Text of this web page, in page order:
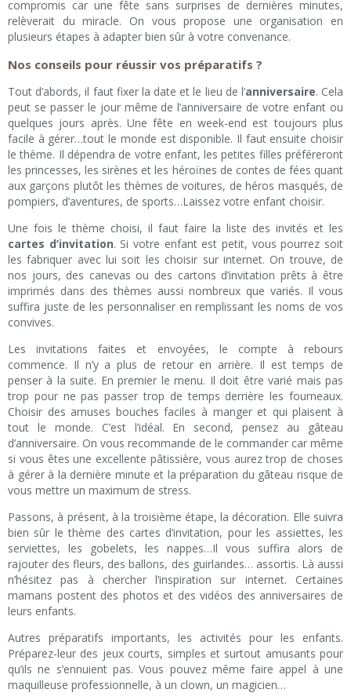
compromis car une fête sans surprises de dernières minutes,
relèverait du miracle. On vous propose une organisation en
plusieurs étapes à adapter bien sûr à votre convenance.
Nos conseils pour réussir vos préparatifs ?
Tout d’abords, il faut fixer la date et le lieu de l’anniversaire. Cela
peut se passer le jour même de l’anniversaire de votre enfant ou
quelques jours après. Une fête en week-end est toujours plus
facile à gérer…tout le monde est disponible. Il faut ensuite choisir
le thème. Il dépendra de votre enfant, les petites filles préféreront
les princesses, les sirènes et les héroïnes de contes de fées quant
aux garçons plutôt les thèmes de voitures, de héros masqués, de
pompiers, d’aventures, de sports…Laissez votre enfant choisir.
Une fois le thème choisi, il faut faire la liste des invités et les
cartes d’invitation. Si votre enfant est petit, vous pourrez soit
les fabriquer avec lui soit les choisir sur internet. On trouve, de
nos jours, des canevas ou des cartons d’invitation prêts à être
imprimés dans des thèmes aussi nombreux que variés. Il vous
suffira juste de les personnaliser en remplissant les noms de vos
convives.
Les invitations faites et envoyées, le compte à rebours
commence. Il n’y a plus de retour en arrière. Il est temps de
penser à la suite. En premier le menu. Il doit être varié mais pas
trop pour ne pas passer trop de temps derrière les fourneaux.
Choisir des amuses bouches faciles à manger et qui plaisent à
tout le monde. C’est l’idéal. En second, pensez au gâteau
d’anniversaire. On vous recommande de le commander car même
si vous êtes une excellente pâtissière, vous aurez trop de choses
à gérer à la dernière minute et la préparation du gâteau risque de
vous mettre un maximum de stress.
Passons, à présent, à la troisième étape, la décoration. Elle suivra
bien sûr le thème des cartes d’invitation, pour les assiettes, les
serviettes, les gobelets, les nappes…Il vous suffira alors de
rajouter des fleurs, des ballons, des guirlandes… assortis. Là aussi
n’hésitez pas à chercher l’inspiration sur internet. Certaines
mamans postent des photos et des vidéos des anniversaires de
leurs enfants.
Autres préparatifs importants, les activités pour les enfants.
Préparez-leur des jeux courts, simples et surtout amusants pour
qu’ils ne s’ennuient pas. Vous pouvez même faire appel à une
maquilleuse professionnelle, à un clown, un magicien…